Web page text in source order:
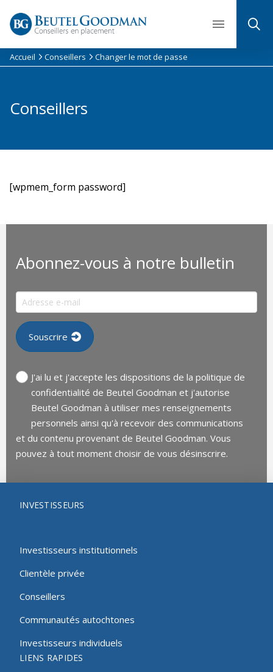
Accueil Conseillers Changer le mot de passe
Conseillers
[wpmem_form password]
Abonnez-vous à notre bulletin
J'ai lu et j'accepte les dispositions de la politique de
confidentialité de Beutel Goodman et j'autorise
Beutel Goodman à utiliser mes renseignements
personnels ainsi qu'à recevoir des communications
et du contenu provenant de Beutel Goodman. Vous
pouvez à tout moment choisir de vous désinscrire.
INVESTISSEURS
Investisseurs institutionnels
Clientèle privée
Conseillers
Communautés autochtones
Investisseurs individuels
LIENS RAPIDES